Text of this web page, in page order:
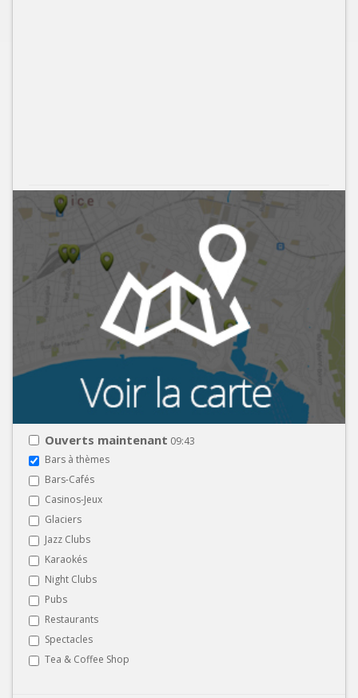
Ouverts maintenant 09:43
Bars à thèmes
Bars-Cafés
Casinos-Jeux
Glaciers
Jazz Clubs
Karaokés
Night Clubs
Pubs
Restaurants
Spectacles
Tea & Coffee Shop